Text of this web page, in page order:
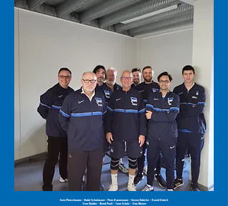
Sven Pietschmann - André Schuhmann - Peter Hannemann - Steven Kobicke - David Dittrich
Uwe Radtke - Bernd Pauli - Jaon Scholz - Otto Werner